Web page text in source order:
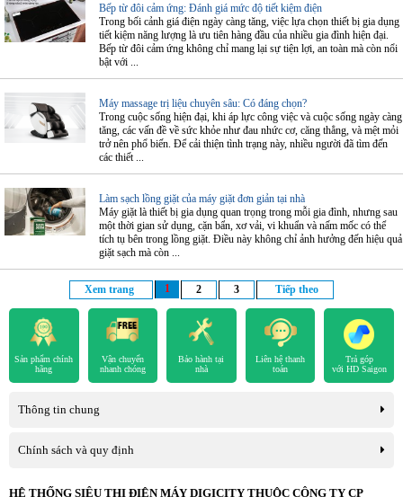
Bếp từ đôi cảm ứng: Đánh giá mức độ tiết kiệm điện
Trong bối cảnh giá điện ngày càng tăng, việc lựa chọn thiết bị gia dụng
tiết kiệm năng lượng là ưu tiên hàng đầu của nhiều gia đình hiện đại.
Bếp từ đôi cảm ứng không chỉ mang lại sự tiện lợi, an toàn mà còn nổi
bật với ...
Máy massage trị liệu chuyên sâu: Có đáng chọn?
Trong cuộc sống hiện đại, khi áp lực công việc và cuộc sống ngày càng
tăng, các vấn đề về sức khỏe như đau nhức cơ, căng thẳng, và mệt mỏi
trở nên phổ biến. Để cải thiện tình trạng này, nhiều người đã tìm đến
các thiết ...
Làm sạch lồng giặt của máy giặt đơn giản tại nhà
Máy giặt là thiết bị gia dụng quan trọng trong mỗi gia đình, nhưng sau
một thời gian sử dụng, cặn bẩn, xơ vải, vi khuẩn và nấm mốc có thể
tích tụ bên trong lồng giặt. Điều này không chỉ ảnh hưởng đến hiệu quả
giặt sạch mà còn ...
Xem trang 1 2 3 Tiếp theo
Sản phẩm chính
hãng
Vận chuyển
nhanh chóng
Bảo hành tại
nhà
Liên hệ thanh
toán
Trả góp
với HD Saigon
Thông tin chung
Chính sách và quy định
HỆ THỐNG SIÊU THỊ ĐIỆN MÁY DIGICITY THUỘC CÔNG TY CP